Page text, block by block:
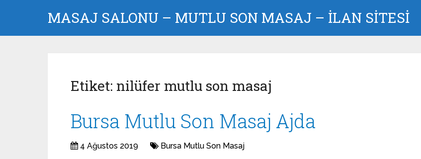
MASAJ SALONU – MUTLU SON MASAJ – İLAN SİTESİ
Etiket: nilüfer mutlu son masaj
Bursa Mutlu Son Masaj Ajda
4 Ağustos 2019 Bursa Mutlu Son Masaj